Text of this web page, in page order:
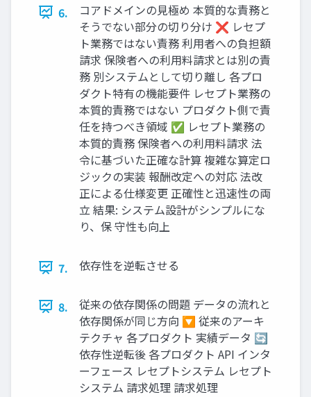
6.
コアドメインの見極め 本質的な責務と
そうでない部分の切り分け ❌ レセプ
ト業務ではない責務 利用者への負担額
請求 保険者への利用料請求とは別の責
務 別システムとして切り離し 各プロ
ダクト特有の機能要件 レセプト業務の
本質的責務ではない プロダクト側で責
任を持つべき領域 ✅ レセプト業務の
本質的責務 保険者への利用料請求 法
令に基づいた正確な計算 複雑な算定ロ
ジックの実装 報酬改定への対応 法改
正による仕様変更 正確性と迅速性の両
立 結果: システム設計がシンプルにな
り、保 守性も向上
7. 依存性を逆転させる
8.
従来の依存関係の問題 データの流れと
依存関係が同じ方向 🔽 従来のアーキ
テクチャ 各プロダクト 実績データ 🔄
依存性逆転後 各プロダクト API インタ
ーフェース レセプトシステム レセプト
システム 請求処理 請求処理